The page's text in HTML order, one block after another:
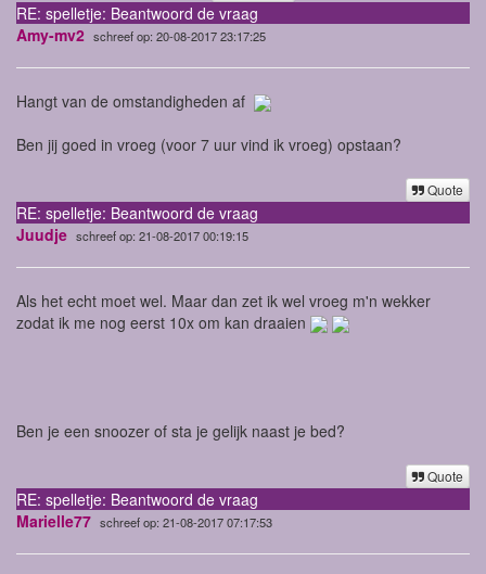
RE: spelletje: Beantwoord de vraag
Amy-mv2 schreef op: 20-08-2017 23:17:25
Hangt van de omstandigheden af
Ben jij goed in vroeg (voor 7 uur vind ik vroeg) opstaan?
Quote
RE: spelletje: Beantwoord de vraag
Juudje schreef op: 21-08-2017 00:19:15
Als het echt moet wel. Maar dan zet ik wel vroeg m'n wekker
zodat ik me nog eerst 10x om kan draaien
Ben je een snoozer of sta je gelijk naast je bed?
Quote
RE: spelletje: Beantwoord de vraag
Marielle77 schreef op: 21-08-2017 07:17:53